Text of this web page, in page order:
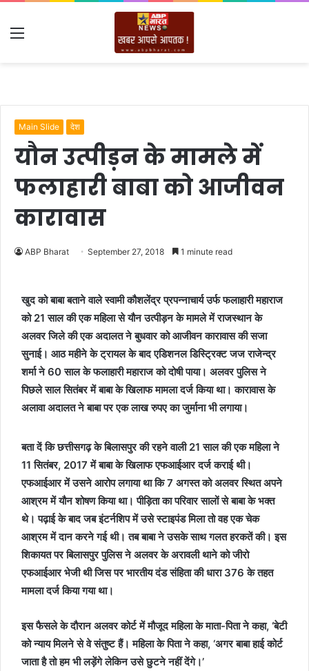
Menu
Main Slide देश
यौन उत्पीड़न के मामले में
फलाहारी बाबा को आजीवन
कारावास
ABP Bharat September 27, 2018 1 minute read
खुद को बाबा बताने वाले स्वामी कौशलेंद्र प्रपन्नाचार्य उर्फ फलाहारी महाराज
को 21 साल की एक महिला से यौन उत्पीड़न के मामले में राजस्थान के
अलवर जिले की एक अदालत ने बुधवार को आजीवन कारावास की सजा
सुनाई। आठ महीने के ट्रायल के बाद एडिशनल डिस्ट्रिक्ट जज राजेन्द्र
शर्मा ने 60 साल के फलाहारी महाराज को दोषी पाया। अलवर पुलिस ने
पिछले साल सितंबर में बाबा के खिलाफ मामला दर्ज किया था। कारावास के
अलावा अदालत ने बाबा पर एक लाख रुपए का जुर्माना भी लगाया।
बता दें कि छत्तीसगढ़ के बिलासपुर की रहने वाली 21 साल की एक महिला ने
11 सितंबर, 2017 में बाबा के खिलाफ एफआईआर दर्ज कराई थी।
एफआईआर में उसने आरोप लगाया था कि 7 अगस्त को अलवर स्थित अपने
आश्रम में यौन शोषण किया था। पीड़िता का परिवार सालों से बाबा के भक्त
थे। पढ़ाई के बाद जब इंटर्नशिप में उसे स्टाइपंड मिला तो वह एक चेक
आश्रम में दान करने गई थी। तब बाबा ने उसके साथ गलत हरकतें की। इस
शिकायत पर बिलासपुर पुलिस ने अलवर के अरावली थाने को जीरो
एफआईआर भेजी थी जिस पर भारतीय दंड संहिता की धारा 376 के तहत
मामला दर्ज किया गया था।
इस फैसले के दौरान अलवर कोर्ट में मौजूद महिला के माता-पिता ने कहा, ‘बेटी
को न्याय मिलने से वे संतुष्ट हैं। महिला के पिता ने कहा, ‘अगर बाबा हाई कोर्ट
जाता है तो हम भी लड़ेंगे लेकिन उसे छुटने नहीं देंगे।’